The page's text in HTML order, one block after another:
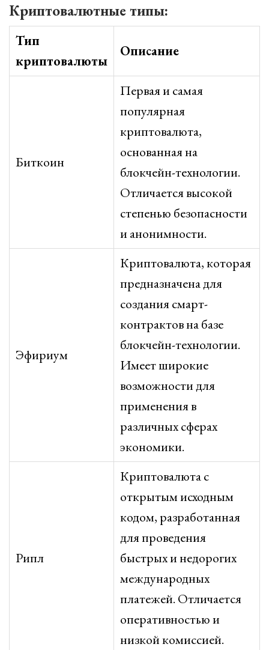
Криптовалютные типы:
Тип
криптовалюты
Описание
Биткоин
Первая и самая
популярная
криптовалюта,
основанная на
блокчейн-технологии.
Отличается высокой
степенью безопасности
и анонимности.
Эфириум
Криптовалюта, которая
предназначена для
создания смарт-
контрактов на базе
блокчейн-технологии.
Имеет широкие
возможности для
применения в
различных сферах
экономики.
Рипл
Криптовалюта с
открытым исходным
кодом, разработанная
для проведения
быстрых и недорогих
международных
платежей. Отличается
оперативностью и
низкой комиссией.